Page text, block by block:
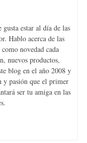
estar al día de las
Hablo acerca de las
novedad cada
nuevos productos,
blog en el año 2008 y
y pasión que el primer
ser tu amiga en las